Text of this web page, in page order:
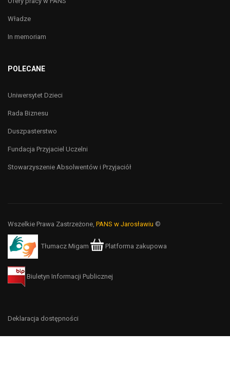
Władze
In memoriam
POLECANE
Uniwersytet Dzieci
Rada Biznesu
Duszpasterstwo
Fundacja Przyjaciel Uczelni
Stowarzyszenie Absolwentów i Przyjaciół
Wszelkie Prawa Zastrzeżone, PANS w Jarosławiu ©
Tłumacz Migam Platforma zakupowa
Biuletyn Informacji Publicznej
Deklaracja dostępności